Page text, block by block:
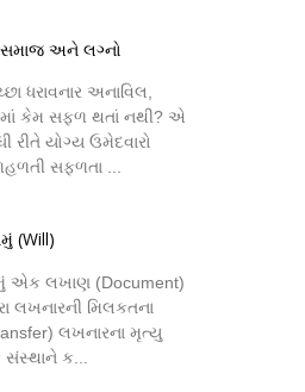
અને લગ્નો
ધરાવનાર અનાવિલ,
કેમ સફળ થતાં નથી? એ
રીતે યોગ્ય ઉમેદવારો
સફળતા ...
(Will)
એક લખાણ (Document)
લખનારની મિલકતના
લખનારના મૃત્યુ
સંસ્થાને ક...